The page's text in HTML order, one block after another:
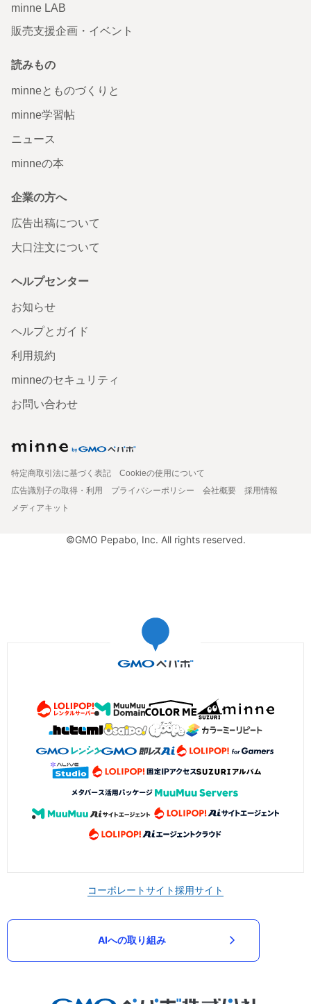
minne LAB
販売支援企画・イベント
読みもの
minneとものづくりと
minne学習帖
ニュース
minneの本
企業の方へ
広告出稿について
大口注文について
ヘルプセンター
お知らせ
ヘルプとガイド
利用規約
minneのセキュリティ
お問い合わせ
特定商取引法に基づく表記
Cookieの使用について
広告識別子の取得・利用
プライバシーポリシー 会社概要
採用情報
メディアキット
©GMO Pepabo, Inc. All rights reserved.
コーポレートサイト採用サイト
AIへの取り組み